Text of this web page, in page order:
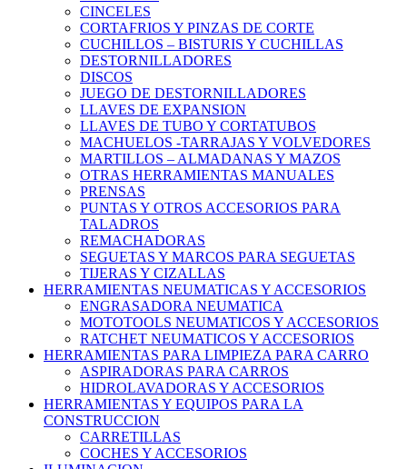
CINCELES
CORTAFRIOS Y PINZAS DE CORTE
CUCHILLOS – BISTURIS Y CUCHILLAS
DESTORNILLADORES
DISCOS
JUEGO DE DESTORNILLADORES
LLAVES DE EXPANSION
LLAVES DE TUBO Y CORTATUBOS
MACHUELOS -TARRAJAS Y VOLVEDORES
MARTILLOS – ALMADANAS Y MAZOS
OTRAS HERRAMIENTAS MANUALES
PRENSAS
PUNTAS Y OTROS ACCESORIOS PARA
TALADROS
REMACHADORAS
SEGUETAS Y MARCOS PARA SEGUETAS
TIJERAS Y CIZALLAS
HERRAMIENTAS NEUMATICAS Y ACCESORIOS
ENGRASADORA NEUMATICA
MOTOTOOLS NEUMATICOS Y ACCESORIOS
RATCHET NEUMATICOS Y ACCESORIOS
HERRAMIENTAS PARA LIMPIEZA PARA CARRO
ASPIRADORAS PARA CARROS
HIDROLAVADORAS Y ACCESORIOS
HERRAMIENTAS Y EQUIPOS PARA LA
CONSTRUCCION
CARRETILLAS
COCHES Y ACCESORIOS